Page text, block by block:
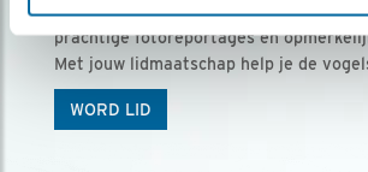
Vogels is het tijdschrift voor onze
prachtige fotoreportages en
Met jouw lidmaatschap help je de
WORD LID